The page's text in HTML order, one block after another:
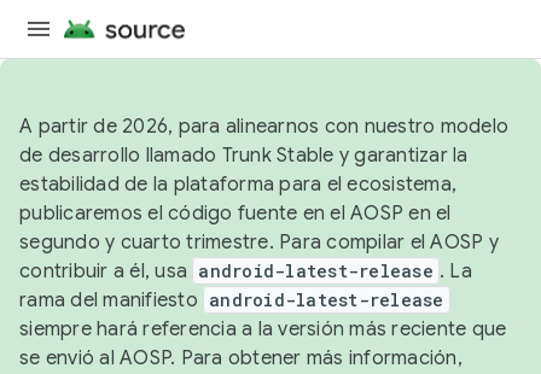
A partir de 2026, para alinearnos con nuestro modelo
de desarrollo llamado Trunk Stable y garantizar la
estabilidad de la plataforma para el ecosistema,
publicaremos el código fuente en el AOSP en el
segundo y cuarto trimestre. Para compilar el AOSP y
contribuir a él, usa android-latest-release . La
rama del manifiesto android-latest-release
siempre hará referencia a la versión más reciente que
se envió al AOSP. Para obtener más información,